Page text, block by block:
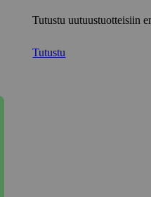
Tutustu uutuustuotteisiin
Tutustu